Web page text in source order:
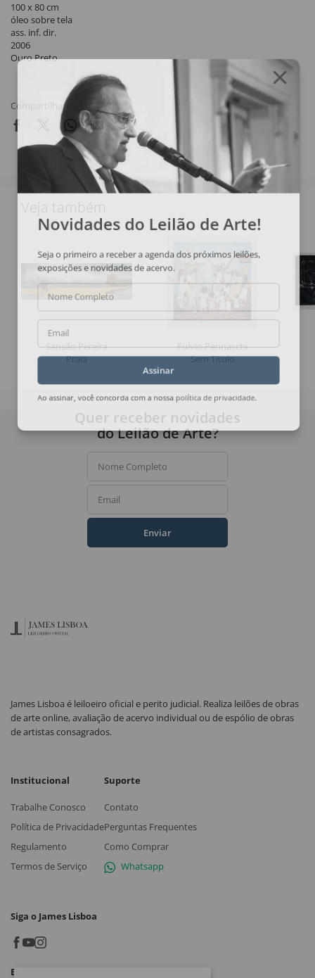
100 x 80 cm
óleo sobre tela
ass. inf. dir.
2006
Ouro Preto.
Compartilhar
Veja também
Sansão Pereira
Praia
Fulvio Pennacchi
Sem Título
Novidades do Leilão de Arte!
Seja o primeiro a receber a agenda dos próximos leilões,
exposições e novidades de acervo.
Nome Completo
Email
Assinar
Ao assinar, você concorda com a nossapolítica de privacidade
Quer receber novidades
do Leilão de Arte?
Nome Completo
Email
Enviar
James Lisboa é leiloeiro oficial e perito judicial. Realiza leilões de obras
de arte online, avaliação de acervo individual ou de espólio de obras
de artistas consagrados.
Institucional
Trabalhe Conosco
Política de Privacidade
Regulamento
Termos de Serviço
Suporte
Contato
Perguntas Frequentes
Como Comprar
Whatsapp
Siga o James Lisboa
Baixe o App